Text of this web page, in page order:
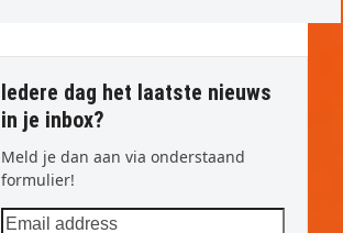
Iedere dag het laatste nieuws
in je inbox?
Meld je dan aan via onderstaand
formulier!
Email